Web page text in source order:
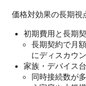
価格対効果の長期視
初期費用と長期
長期契約で月
にディスカウ
家族・デバイス
同時接続数が